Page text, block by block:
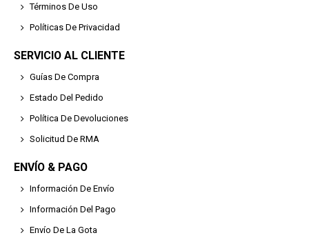
Términos De Uso
Políticas De Privacidad
SERVICIO AL CLIENTE
Guías De Compra
Estado Del Pedido
Política De Devoluciones
Solicitud De RMA
ENVÍO & PAGO
Información De Envío
Información Del Pago
Envío De La Gota